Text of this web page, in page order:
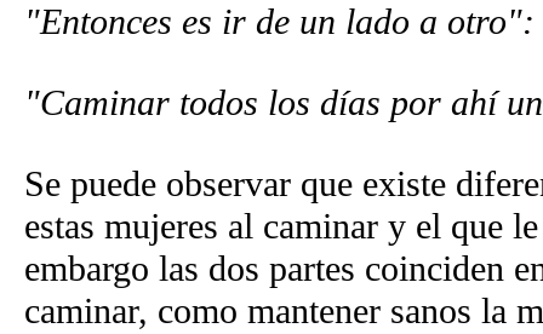
"Entonces es ir de un lado a
"Caminar todos los días por ahí
Se puede observar que existe
estas mujeres al caminar y el que
embargo las dos partes coinciden
caminar, como mantener sanos la